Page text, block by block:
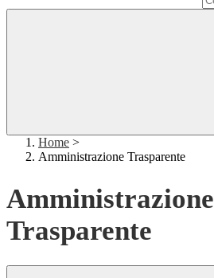
Home >
Amministrazione Trasparente
Amministrazione
Trasparente